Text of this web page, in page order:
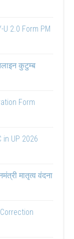
U 2.0 Form PM
कुटुम्ब
Form
in UP 2026
मातृत्व वंदना